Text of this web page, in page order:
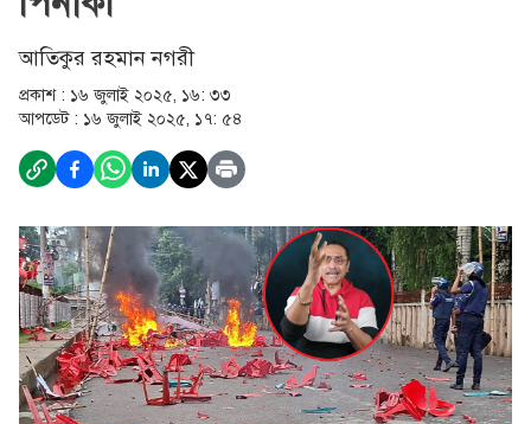
আতিকুর রহমান নগরী
প্রকাশ : ১৬ জুলাই ২০২৫, ১৬: ৩৩
আপডেট : ১৬ জুলাই ২০২৫, ১৭: ৫৪